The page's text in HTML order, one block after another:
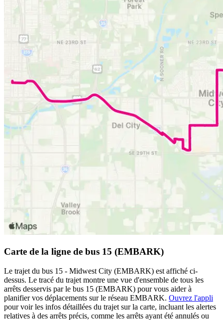
Carte de la ligne de bus 15 (EMBARK)
Le trajet du bus 15 - Midwest City (EMBARK) est affiché ci-
dessus. Le tracé du trajet montre une vue d'ensemble de tous les
arrêts desservis par le bus 15 (EMBARK) pour vous aider à
planifier vos déplacements sur le réseau EMBARK. Ouvrez l'appli
pour voir les infos détaillées du trajet sur la carte, incluant les alertes
relatives à des arrêts précis, comme les arrêts ayant été annulés ou